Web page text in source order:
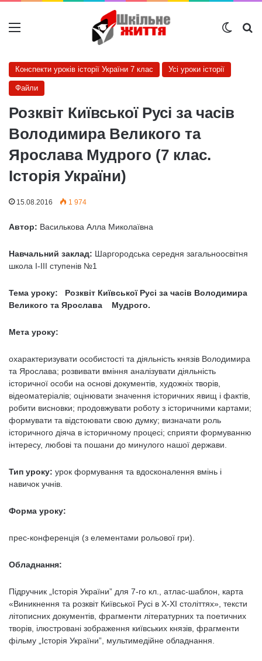
Меню
Конспекти уроків історії України 7 клас Усі уроки історії
Файли
Розквіт Київської Русі за часів
Володимира Великого та
Ярослава Мудрого (7 клас.
Історія України)
15.08.2016 1 974
Автор: Василькова Алла Миколаївна
Навчальний заклад: Шаргородська середня загальноосвітня
школа І-ІІІ ступенів №1
Тема уроку:
Розквіт Київської Русі за часів Володимира
Великого та Ярослава Мудрого.
Мета уроку:
охарактеризувати особистості та діяльність князів Володимира
та Ярослава; розвивати вміння аналізувати діяльність
історичної особи на основі документів, художніх творів,
відеоматеріалів; оцінювати значення історичних явищ і фактів,
робити висновки; продовжувати роботу з історичними картами;
формувати та відстоювати свою думку; визначати роль
історичного діяча в історичному процесі; сприяти формуванню
інтересу, любові та пошани до минулого нашої держави.
Тип уроку: урок формування та вдосконалення вмінь і
навичок учнів.
Форма уроку:
прес-конференція (з елементами рольової гри).
Обладнання:
Підручник „Історія України” для 7-го кл., атлас-шаблон, карта
«Виникнення та розквіт Київської Русі в Х-ХІ століттях», тексти
літописних документів, фрагменти літературних та поетичних
творів, ілюстровані зображення київських князів, фрагменти
фільму „Історія України”, мультимедійне обладнання.